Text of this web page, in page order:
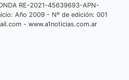
RE-2021-45639693-APN-
Año 2009 - Nº de edición: 001
- www.a1noticias.com.ar